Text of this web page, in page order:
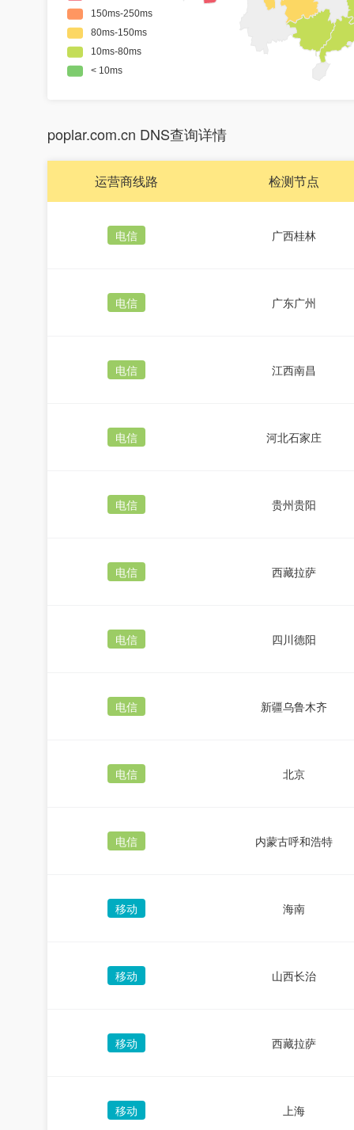
poplar.com.cn DNS查询详情
运营商线路 检测节点
电信 广西桂林
电信 广东广州
电信 江西南昌
电信 河北石家庄
电信 贵州贵阳
电信 西藏拉萨
电信 四川德阳
电信 新疆乌鲁木齐
电信 北京
电信 内蒙古呼和浩特
移动 海南
移动 山西长治
移动 西藏拉萨
移动 上海